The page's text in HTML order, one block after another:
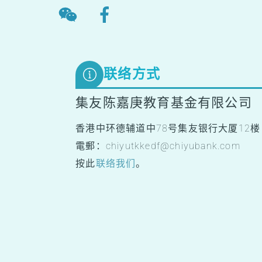
联络方式
集友陈嘉庚教育基金有限公司
香港中环德辅道中78号集友银行大厦12楼
電郵：chiyutkkedf@chiyubank.com
按此联络我们。